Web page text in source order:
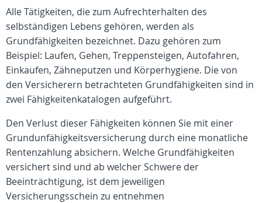
Alle Tätigkeiten, die zum Aufrechterhalten des
selbständigen Lebens gehören, werden als
Grundfähigkeiten bezeichnet. Dazu gehören zum
Beispiel: Laufen, Gehen, Treppensteigen, Autofahren,
Einkaufen, Zähneputzen und Körperhygiene. Die von
den Versicherern betrachteten Grundfähigkeiten sind in
zwei Fähigkeitenkatalogen aufgeführt.
Den Verlust dieser Fähigkeiten können Sie mit einer
Grundunfähigkeitsversicherung durch eine monatliche
Rentenzahlung absichern. Welche Grundfähigkeiten
versichert sind und ab welcher Schwere der
Beeinträchtigung, ist dem jeweiligen
Versicherungsschein zu entnehmen